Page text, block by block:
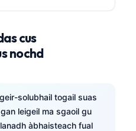
cus
nochd
solubhail togail suas
leigeil ma sgaoil gu
àbhaisteach fual